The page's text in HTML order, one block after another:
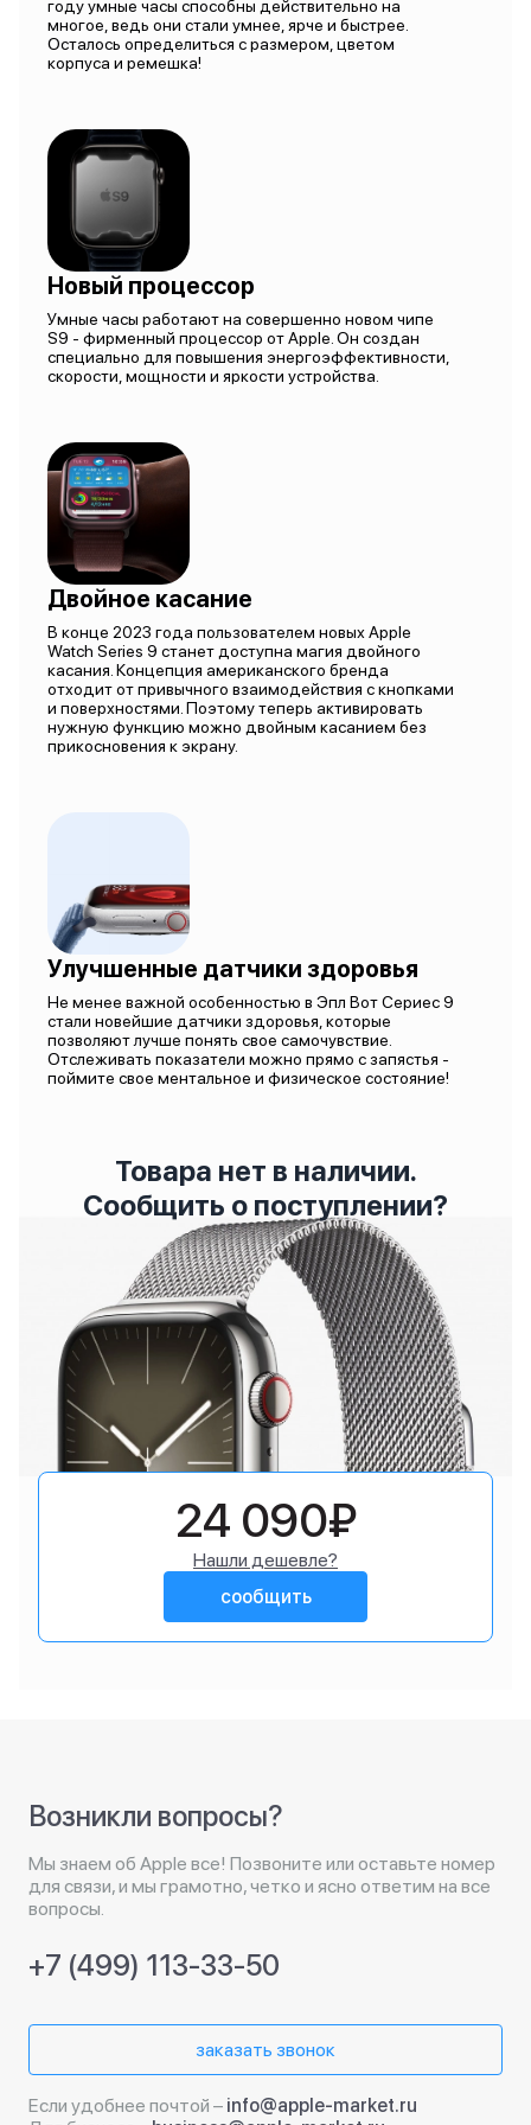
году умные часы способны действительно на
многое, ведь они стали умнее, ярче и быстрее.
Осталось определиться с размером, цветом
корпуса и ремешка!
Новый процессор
Умные часы работают на совершенно новом чипе
S9 - фирменный процессор от Apple. Он создан
специально для повышения энергоэффективности,
скорости, мощности и яркости устройства.
Двойное касание
В конце 2023 года пользователем новых Apple
Watch Series 9 станет доступна магия двойного
касания. Концепция американского бренда
отходит от привычного взаимодействия с кнопками
и поверхностями. Поэтому теперь активировать
нужную функцию можно двойным касанием без
прикосновения к экрану.
Улучшенные датчики здоровья
Не менее важной особенностью в Эпл Вот Сериес 9
стали новейшие датчики здоровья, которые
позволяют лучше понять свое самочувствие.
Отслеживать показатели можно прямо с запястья -
поймите свое ментальное и физическое состояние!
Товара нет в наличии.
Сообщить о поступлении?
24 090₽
Нашли дешевле?
сообщить
Возникли вопросы?
Мы знаем об Apple все! Позвоните или оставьте номер
для связи, и мы грамотно, четко и ясно ответим на все
вопросы.
+7 (499) 113-33-50
заказать звонок
Если удобнее почтой – info@apple-market.ru